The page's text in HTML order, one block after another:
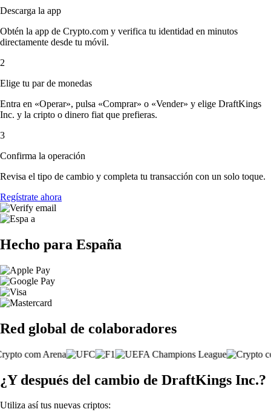
Descarga la app
Obtén la app de Crypto.com y verifica tu identidad en minutos
directamente desde tu móvil.
2
Elige tu par de monedas
Entra en «Operar», pulsa «Comprar» o «Vender» y elige DraftKings
Inc. y la cripto o dinero fiat que prefieras.
3
Confirma la operación
Revisa el tipo de cambio y completa tu transacción con un solo toque.
Regístrate ahora
Hecho para España
Red global de colaboradores
¿Y después del cambio de DraftKings Inc.?
Utiliza así tus nuevas criptos: